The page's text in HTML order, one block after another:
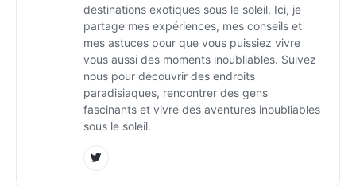
destinations exotiques sous le soleil. Ici, je
partage mes expériences, mes conseils et
mes astuces pour que vous puissiez vivre
vous aussi des moments inoubliables. Suivez
nous pour découvrir des endroits
paradisiaques, rencontrer des gens
fascinants et vivre des aventures inoubliables
sous le soleil.